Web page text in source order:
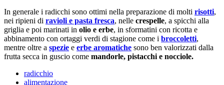
In generale i radicchi sono ottimi nella preparazione di molti risotti,
nei ripieni di ravioli e pasta fresca, nelle crespelle, a spicchi alla
griglia e poi marinati in olio e erbe, in sformatini con ricotta e
abbinamento con ortaggi verdi di stagione come i broccoletti,
mentre oltre a spezie e erbe aromatiche sono ben valorizzati dalla
frutta secca in guscio come mandorle, pistacchi e nocciole.
radicchio
alimentazione